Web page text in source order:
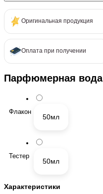
Оригинальная продукция
Оплата при получении
Парфюмерная вода
Флакон
50мл
Тестер
50мл
Характеристики